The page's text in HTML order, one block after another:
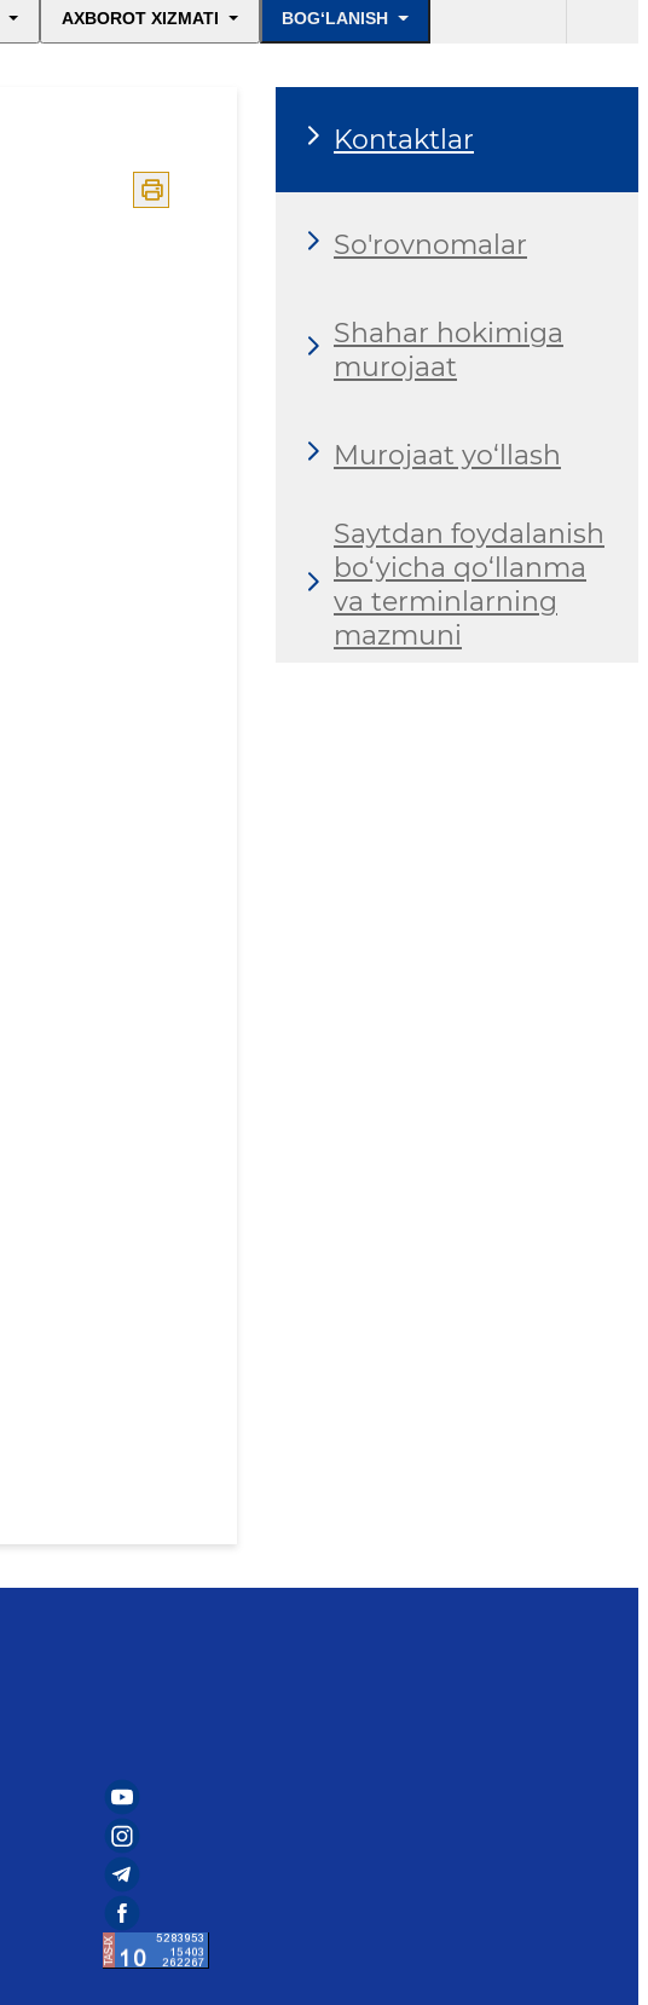
AXBOROT XIZMATI BOG‘LANISH
Kontaktlar
So'rovnomalar
Shahar hokimiga
murojaat
Murojaat yo‘llash
Saytdan foydalanish
bo‘yicha qo‘llanma
va terminlarning
mazmuni